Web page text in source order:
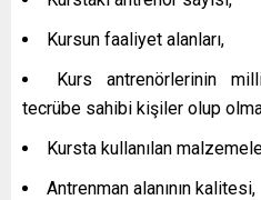
Kursun faaliyet alanları,
Kurs antrenörlerinin
tecrübe sahibi kişiler olup
Kursta kullanılan
Antrenman alanının kalitesi,